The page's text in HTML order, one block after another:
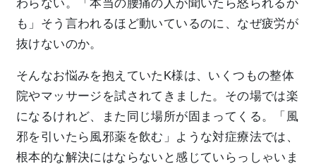
わらない。「本当の腰痛の人が聞いたら怒られるか
も」そう言われるほど動いているのに、なぜ疲労が
抜けないのか。
そんなお悩みを抱えていたK様は、いくつもの整体
院やマッサージを試されてきました。その場では楽
になるけれど、また同じ場所が固まってくる。「風
邪を引いたら風邪薬を飲む」ような対症療法では、
根本的な解決にはならないと感じていらっしゃいま